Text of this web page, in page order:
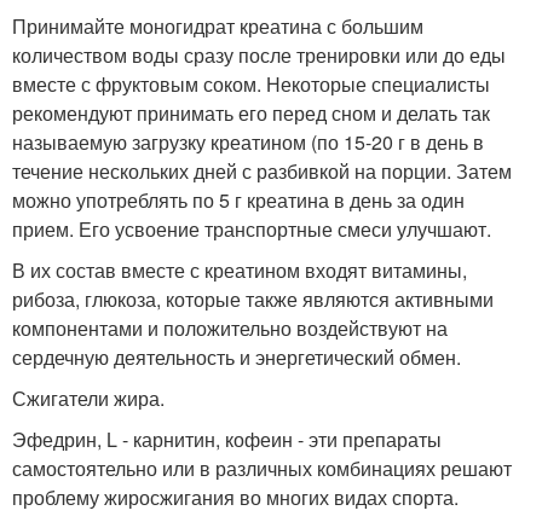
Принимайте моногидрат креатина с большим
количеством воды сразу после тренировки или до еды
вместе с фруктовым соком. Некоторые специалисты
рекомендуют принимать его перед сном и делать так
называемую загрузку креатином (по 15-20 г в день в
течение нескольких дней с разбивкой на порции. Затем
можно употреблять по 5 г креатина в день за один
прием. Его усвоение транспортные смеси улучшают.
В их состав вместе с креатином входят витамины,
рибоза, глюкоза, которые также являются активными
компонентами и положительно воздействуют на
сердечную деятельность и энергетический обмен.
Сжигатели жира.
Эфедрин, L - карнитин, кофеин - эти препараты
самостоятельно или в различных комбинациях решают
проблему жиросжигания во многих видах спорта.